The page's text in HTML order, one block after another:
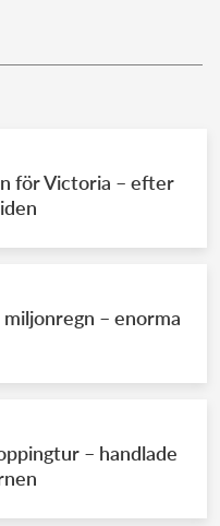
för Victoria – efter
– enorma
– handlade